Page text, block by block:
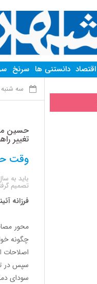
اقتصاد دانستنی ها سرنخ
سه شنبه 4 شهریور 1399
حسین
تغییر
وقت
تصمیم
فرزانه
محور
چگونه
اصلاحات
سپس در
سودای